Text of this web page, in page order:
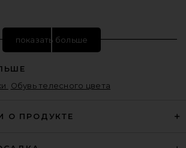
показать больше
Обувь телесного цвета
О ПРОДУКТЕ